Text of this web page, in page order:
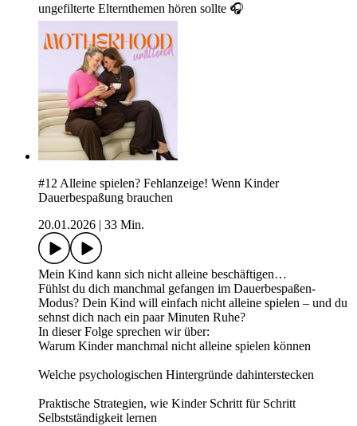
ungefilterte Elternthemen hören sollte 🎧
#12 Alleine spielen? Fehlanzeige! Wenn Kinder
Dauerbespaßung brauchen
20.01.2026
33 Min.
Mein Kind kann sich nicht alleine beschäftigen…
Fühlst du dich manchmal gefangen im Dauerbespaßen-
Modus? Dein Kind will einfach nicht alleine spielen – und du
sehnst dich nach ein paar Minuten Ruhe?
In dieser Folge sprechen wir über:
Warum Kinder manchmal nicht alleine spielen können
Welche psychologischen Hintergründe dahinterstecken
Praktische Strategien, wie Kinder Schritt für Schritt
Selbstständigkeit lernen